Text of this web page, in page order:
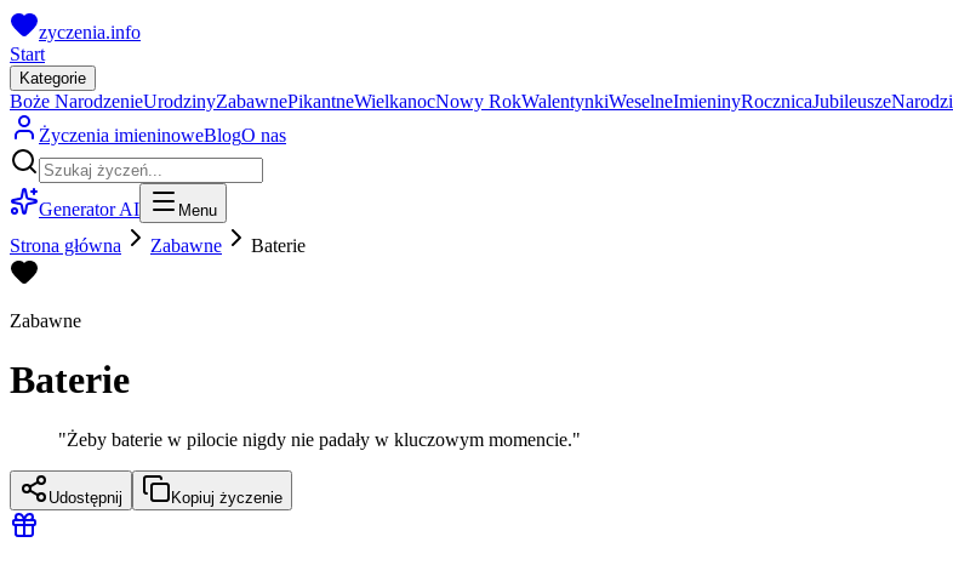
zyczenia.info
Start
Kategorie
Boże NarodzenieUrodzinyZabawnePikantneWielkanocNowy RokWalentynkiWeselneImieninyRocznicaJubileusze
Życzenia imieninoweBlogO nas
Generator AI Menu
Strona główna Zabawne Baterie
Zabawne
Baterie
"Żeby baterie w pilocie nigdy nie padały w kluczowym momencie."
Udostępnij Kopiuj życzenie